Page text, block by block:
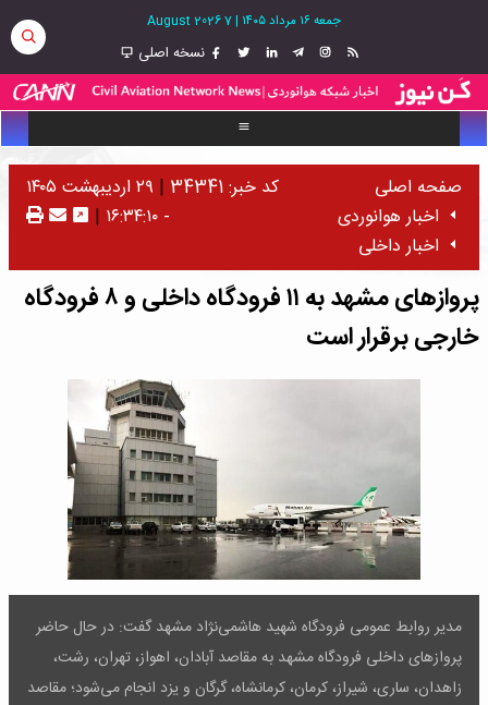
جمعه ۱۶ مرداد ۱۴۰۵ |
7 August 2026
نسخه اصلی
صفحه اصلی
اخبار هوانوردی
اخبار داخلی
کد خبر: 34341 |
۲۹ اردیبهشت ۱۴۰۵
- ۱۶:۳۴:۱۰
|
پروازهای مشهد به ۱۱ فرودگاه داخلی و ۸ فرودگاه
خارجی برقرار است
مدیر روابط عمومی فرودگاه شهید هاشمی‌نژاد مشهد گفت: در حال حاضر
پروازهای داخلی فرودگاه مشهد به مقاصد آبادان، اهواز، تهران، رشت،
زاهدان، ساری، شیراز، کرمان، کرمانشاه، گرگان و یزد انجام می‌شود؛ مقاصد